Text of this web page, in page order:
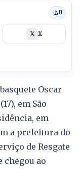
0
X
Oscar
em São
em
a prefeitura do
de Resgate
ao